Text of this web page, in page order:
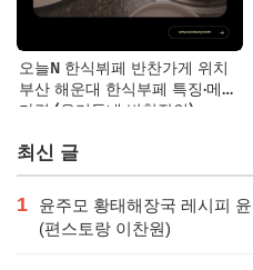
오늘N 한식뷔페 반찬가게 위치
부산 해운대 한식부페 특징·메뉴·
가격 (우리동네 반찬장인)
최신 글
1
윤주모 황태해장국 레시피
(편스토랑 이찬원)